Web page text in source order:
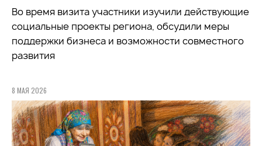
Во время визита участники изучили действующие
социальные проекты региона, обсудили меры
поддержки бизнеса и возможности совместного
развития
8 МАЯ 2026